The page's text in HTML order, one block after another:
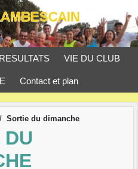
VIE DU CLUB
Contact et plan
Sortie du dimanche
DU